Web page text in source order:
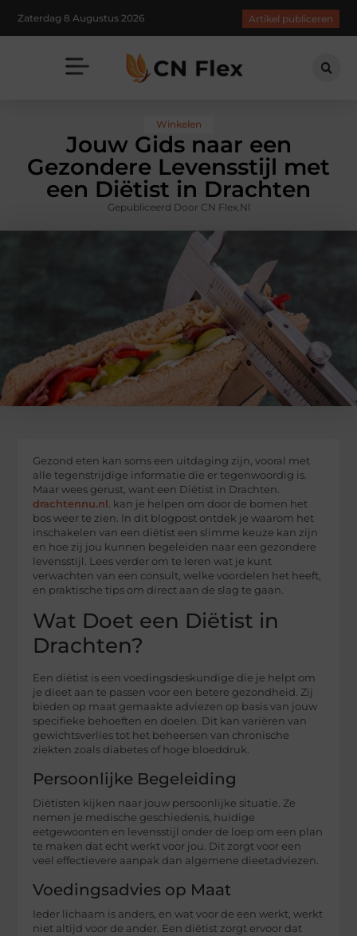
Zaterdag 8 Augustus 2026 Artikel publiceren
Winkelen
Jouw Gids naar een
Gezondere Levensstijl met
een Diëtist in Drachten
Gepubliceerd Door CN Flex.nl
Gezond eten kan soms een uitdaging zijn, vooral met
alle tegenstrijdige informatie die er tegenwoordig is.
Maar wees gerust, want een Diëtist in Drachten.
drachtennu.nl . kan je helpen om door de bomen het
bos weer te zien. In dit blogpost ontdek je waarom het
inschakelen van een diëtist een slimme keuze kan zijn
en hoe zij jou kunnen begeleiden naar een gezondere
levensstijl. Lees verder om te leren wat je kunt
verwachten van een consult, welke voordelen het heeft,
en praktische tips om direct aan de slag te gaan.
Wat Doet een Diëtist in
Drachten?
Een diëtist is een voedingsdeskundige die je helpt om
je dieet aan te passen voor een betere gezondheid. Zij
bieden op maat gemaakte adviezen op basis van jouw
specifieke behoeften en doelen. Dit kan variëren van
gewichtsverlies tot het beheersen van chronische
ziekten zoals diabetes of hoge bloeddruk.
Persoonlijke Begeleiding
Diëtisten kijken naar jouw persoonlijke situatie. Ze
nemen je medische geschiedenis, huidige
eetgewoonten en levensstijl onder de loep om een plan
te maken dat echt werkt voor jou. Dit zorgt voor een
veel effectievere aanpak dan algemene dieetadviezen.
Voedingsadvies op Maat
Ieder lichaam is anders, en wat voor de een werkt, werkt
niet altijd voor de ander. Een diëtist zorgt ervoor dat